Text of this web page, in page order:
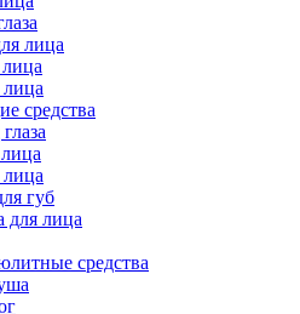
лица
средства
губ
для лица
средства